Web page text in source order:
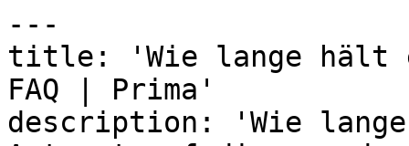
---
title: 'Wie lange hält
FAQ | Prima'
description: 'Wie